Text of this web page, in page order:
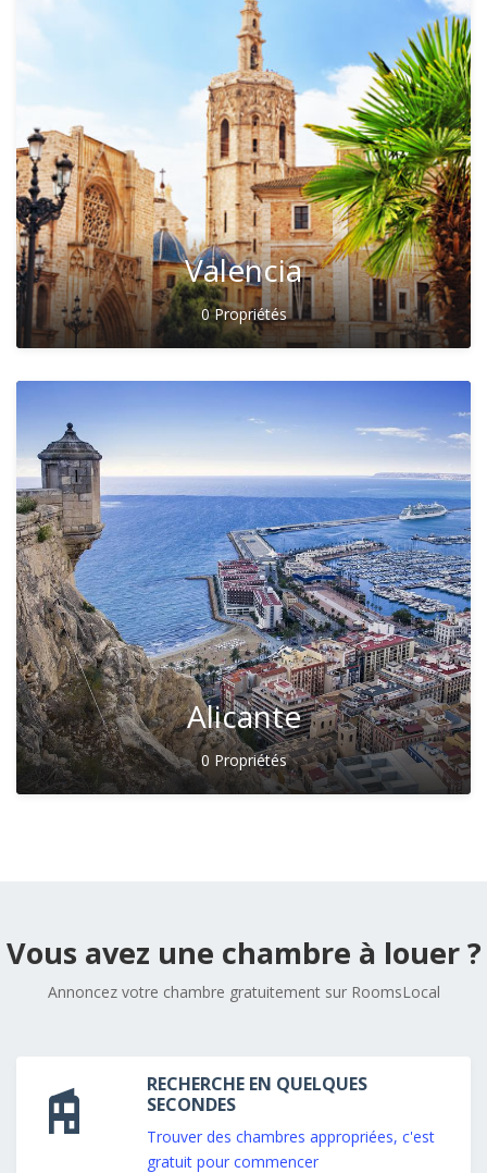
Valencia
0 Propriétés
Alicante
0 Propriétés
Vous avez une chambre à louer ?
Annoncez votre chambre gratuitement sur RoomsLocal
RECHERCHE EN QUELQUES
SECONDES
Trouver des chambres appropriées, c'est
gratuit pour commencer